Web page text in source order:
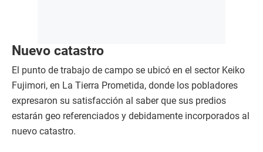
Nuevo catastro
El punto de trabajo de campo se ubicó en el sector Keiko
Fujimori, en La Tierra Prometida, donde los pobladores
expresaron su satisfacción al saber que sus predios
estarán geo referenciados y debidamente incorporados al
nuevo catastro.